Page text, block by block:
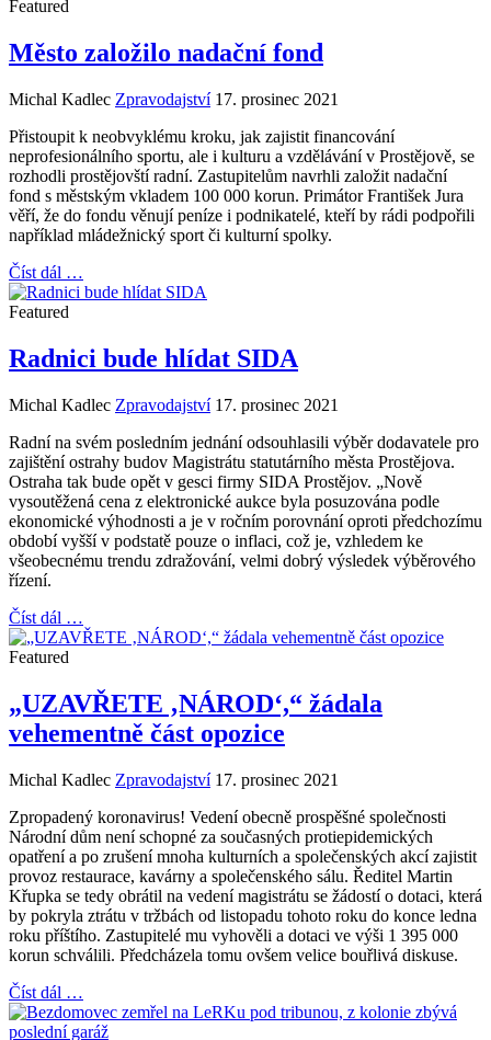
Featured
Město založilo nadační fond
Michal Kadlec Zpravodajství 17. prosinec 2021
Přistoupit k neobvyklému kroku, jak zajistit financování
neprofesionálního sportu, ale i kulturu a vzdělávání v Prostějově, se
rozhodli prostějovští radní. Zastupitelům navrhli založit nadační
fond s městským vkladem 100 000 korun. Primátor František Jura
věří, že do fondu věnují peníze i podnikatelé, kteří by rádi podpořili
například mládežnický sport či kulturní spolky.
Číst dál …
Featured
Radnici bude hlídat SIDA
Michal Kadlec Zpravodajství 17. prosinec 2021
Radní na svém posledním jednání odsouhlasili výběr dodavatele pro
zajištění ostrahy budov Magistrátu statutárního města Prostějova.
Ostraha tak bude opět v gesci firmy SIDA Prostějov. „Nově
vysoutěžená cena z elektronické aukce byla posuzována podle
ekonomické výhodnosti a je v ročním porovnání oproti předchozímu
období vyšší v podstatě pouze o inflaci, což je, vzhledem ke
všeobecnému trendu zdražování, velmi dobrý výsledek výběrového
řízení.
Číst dál …
Featured
„UZAVŘETE ‚NÁROD‘,“ žádala
vehementně část opozice
Michal Kadlec Zpravodajství 17. prosinec 2021
Zpropadený koronavirus! Vedení obecně prospěšné společnosti
Národní dům není schopné za současných protiepidemických
opatření a po zrušení mnoha kulturních a společenských akcí zajistit
provoz restaurace, kavárny a společenského sálu. Ředitel Martin
Křupka se tedy obrátil na vedení magistrátu se žádostí o dotaci, která
by pokryla ztrátu v tržbách od listopadu tohoto roku do konce ledna
roku příštího. Zastupitelé mu vyhověli a dotaci ve výši 1 395 000
korun schválili. Předcházela tomu ovšem velice bouřlivá diskuse.
Číst dál …